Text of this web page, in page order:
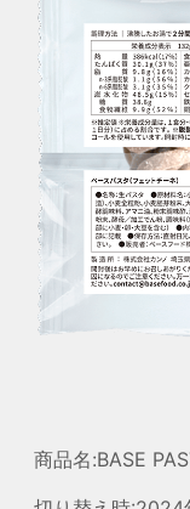
商品名:BASE